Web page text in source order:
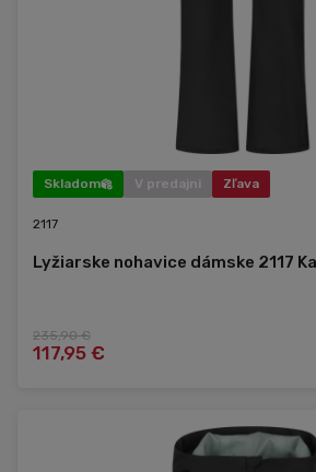
Skladom V predajni Zľava
2117
Lyžiarske nohavice dámske 2117
235,90 €
117,95 €